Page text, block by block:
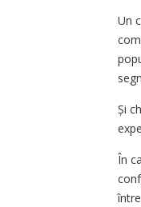
Un
Și
În